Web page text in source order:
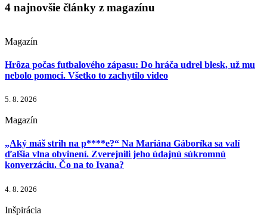
4 najnovšie články z magazínu
Magazín
Hrôza počas futbalového zápasu: Do hráča udrel blesk, už mu
nebolo pomoci. Všetko to zachytilo video
5. 8. 2026
Magazín
„Aký máš strih na p****e?“ Na Mariána Gáboríka sa valí
ďalšia vlna obvinení. Zverejnili jeho údajnú súkromnú
konverzáciu. Čo na to Ivana?
4. 8. 2026
Inšpirácia